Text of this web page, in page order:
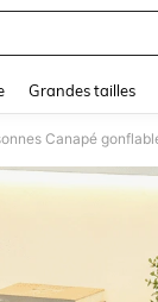
Grandes tailles